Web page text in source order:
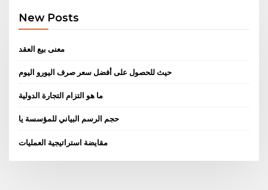
New Posts
معنى بيع العقد
حيث للحصول على أفضل سعر صرف اليورو اليوم
ما هو التزام التجارة الدولية
حجم الرسم البياني للمؤسسة يا
مقايضة استراتيجية العمليات